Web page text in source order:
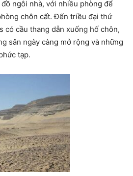
ngôi nhà, với nhiều phòng để
chôn cất. Đến triều đại thứ
có cầu thang dẫn xuống hố chôn,
sân ngày càng mở rộng và những
tạp.